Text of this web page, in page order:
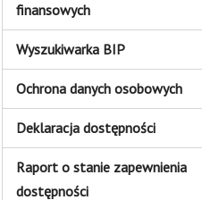
finansowych
Wyszukiwarka BIP
Ochrona danych osobowych
Deklaracja dostępności
Raport o stanie zapewnienia
dostępności